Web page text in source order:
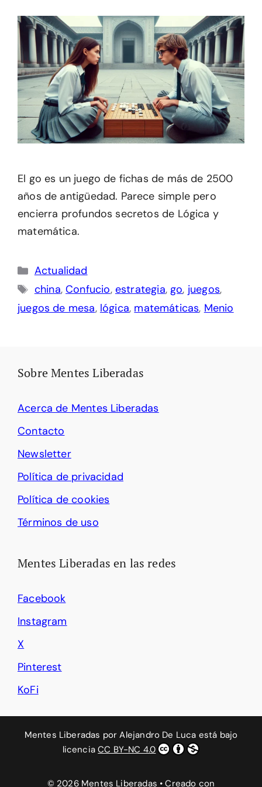
El go es un juego de fichas de más de 2500
años de antigüedad. Parece simple pero
encierra profundos secretos de Lógica y
matemática.
Categorías
Actualidad
Etiquetas
china,Confucio, estrategia,go, juegos,
juegos de mesa, lógica, matemáticas, Menio
Sobre Mentes Liberadas
Acerca de Mentes Liberadas
Contacto
Newsletter
Política de privacidad
Política de cookies
Términos de uso
Mentes Liberadas en las redes
Facebook
Instagram
X
Pinterest
KoFi
Mentes Liberadas porAlejandro De Luca está bajo
licenciaCC BY-NC 4.0
© 2026 Mentes Liberadas • Creado con